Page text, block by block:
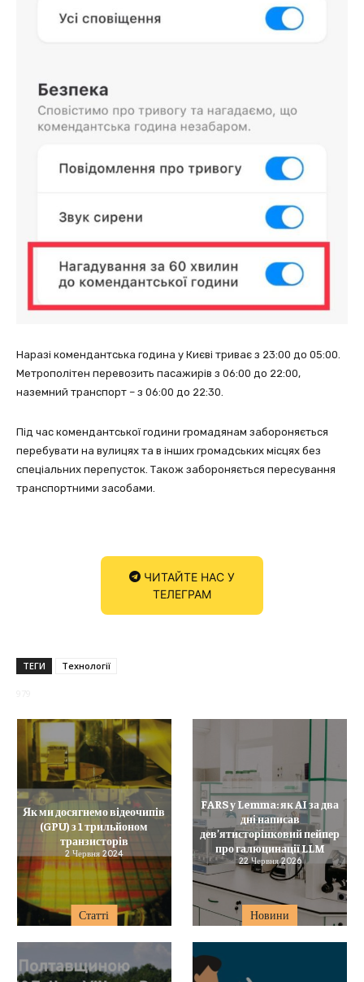
Наразі комендантська година у Києві триває з 23:00 до 05:00.
Метрополітен перевозить пасажирів з 06:00 до 22:00,
наземний транспорт – з 06:00 до 22:30.
Під час комендантської години громадянам забороняється
перебувати на вулицях та в інших громадських місцях без
спеціальних перепусток. Також забороняється пересування
транспортними засобами.
ЧИТАЙТЕ НАС У
ТЕЛЕГРАМ
ТЕГИ Технології
Статті
Як ми досягнемо відеочипів
(GPU) з 1 трильйоном
транзисторів
2 Червня 2024
Новини
FARS у Lemma: як AI за два
дні написав
дев’ятисторінковий пейпер
про галюцинації LLM
22 Червня 2026